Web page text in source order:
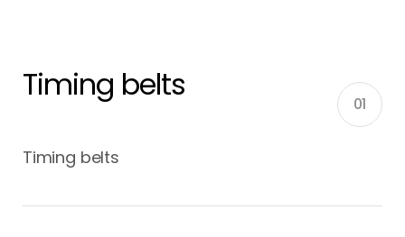
Timing belts 01
Timing belts